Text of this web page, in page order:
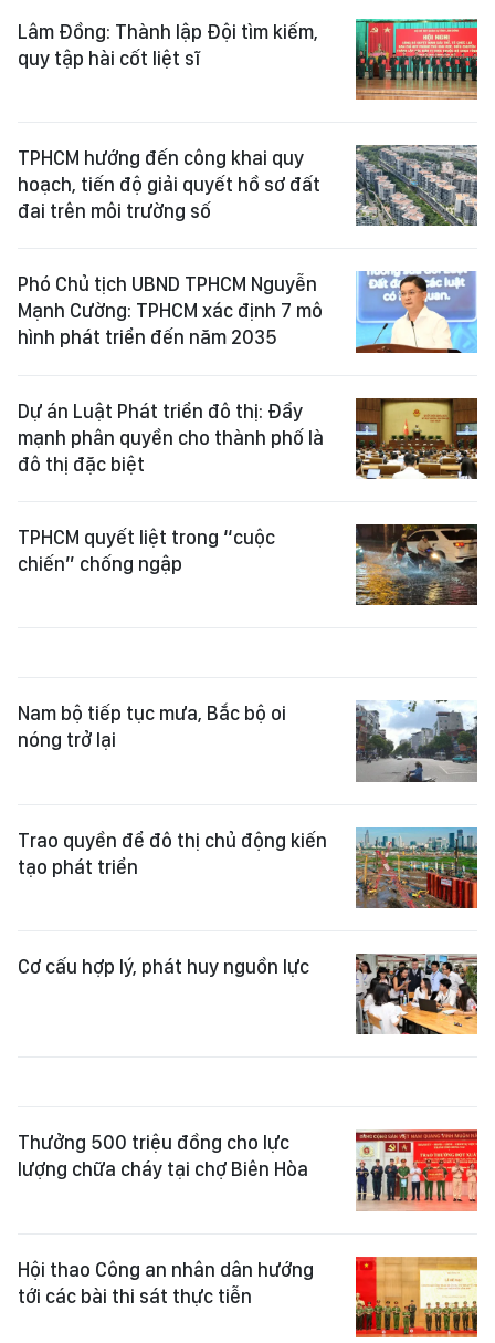
Lâm Đồng: Thành lập Đội tìm kiếm,
quy tập hài cốt liệt sĩ
TPHCM hướng đến công khai quy
hoạch, tiến độ giải quyết hồ sơ đất
đai trên môi trường số
Phó Chủ tịch UBND TPHCM Nguyễn
Mạnh Cường: TPHCM xác định 7 mô
hình phát triển đến năm 2035
Dự án Luật Phát triển đô thị: Đẩy
mạnh phân quyền cho thành phố là
đô thị đặc biệt
TPHCM quyết liệt trong “cuộc
chiến” chống ngập
Nam bộ tiếp tục mưa, Bắc bộ oi
nóng trở lại
Trao quyền để đô thị chủ động kiến
tạo phát triển
Cơ cấu hợp lý, phát huy nguồn lực
Thưởng 500 triệu đồng cho lực
lượng chữa cháy tại chợ Biên Hòa
Hội thao Công an nhân dân hướng
tới các bài thi sát thực tiễn